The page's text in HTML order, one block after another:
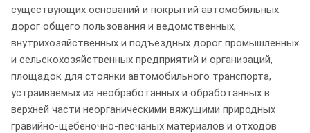
существующих оснований и покрытий автомобильных
дорог общего пользования и ведомственных,
внутрихозяйственных и подъездных дорог промышленных
и сельскохозяйственных предприятий и организаций,
площадок для стоянки автомобильного транспорта,
устраиваемых из необработанных и обработанных в
верхней части неорганическими вяжущими природных
гравийно-щебеночно-песчаных материалов и отходов